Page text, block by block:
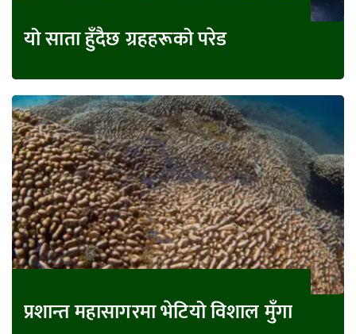
यो साता हुँदैछ ग्रहहरूको परेड
प्रशान्त महासागरमा भेटियो विशाल मुँगा